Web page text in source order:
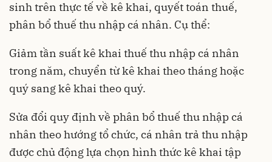
sinh trên thực tế về kê khai, quyết toán thuế,
phân bổ thuế thu nhập cá nhân. Cụ thể:
Giảm tần suất kê khai thuế thu nhập cá nhân
trong năm, chuyển từ kê khai theo tháng hoặc
quý sang kê khai theo quý.
Sửa đổi quy định về phân bổ thuế thu nhập cá
nhân theo hướng tổ chức, cá nhân trả thu nhập
được chủ động lựa chọn hình thức kê khai tập